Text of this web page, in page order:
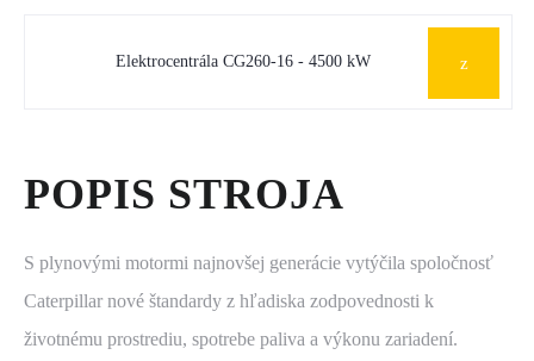
Elektrocentrála CG260-16 - 4500 kW
POPIS STROJA
S plynovými motormi najnovšej generácie vytýčila spoločnosť
Caterpillar nové štandardy z hľadiska zodpovednosti k
životnému prostrediu, spotrebe paliva a výkonu zariadení.